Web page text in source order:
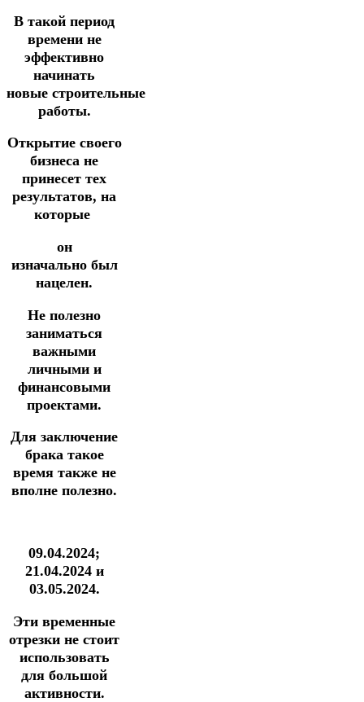
В такой период
времени не
эффективно
начинать
новые строительные
работы.
Открытие своего
бизнеса не
принесет тех
результатов, на
которые
он
изначально был
нацелен.
Не полезно
заниматься
важными
личными и
финансовыми
проектами.
Для заключение
брака такое
время также не
вполне полезно.
09.04.2024;
21.04.2024 и
03.05.2024.
Эти временные
отрезки не стоит
использовать
для большой
активности.